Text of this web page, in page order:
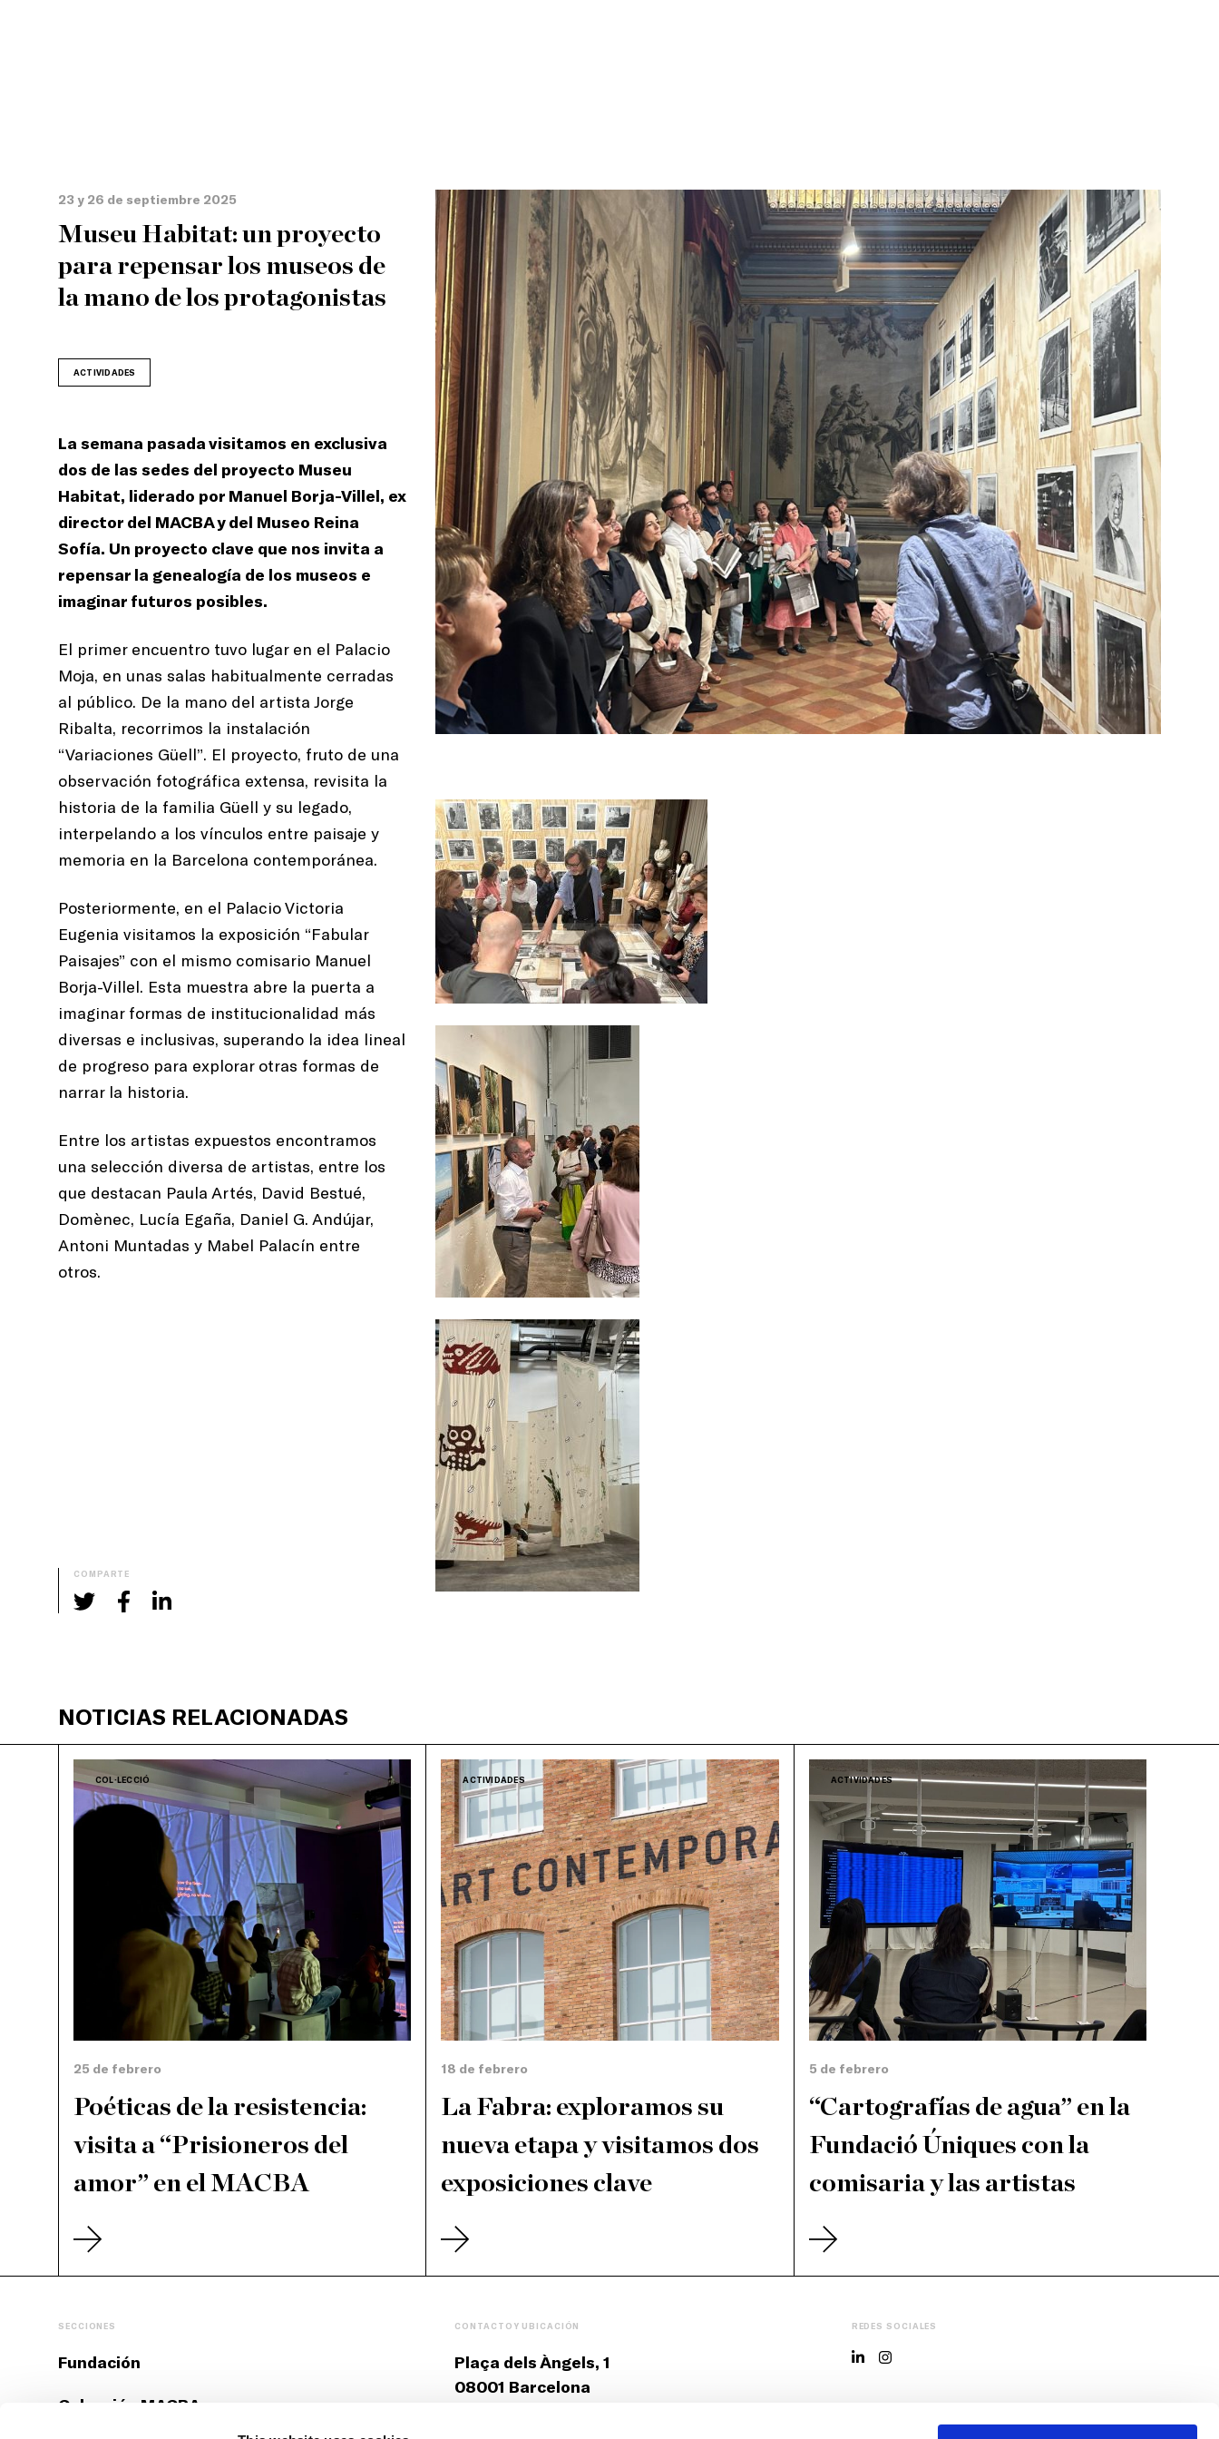
23 y 26 de septiembre 2025
Museu Habitat: un proyecto
para repensar los museos de
la mano de los protagonistas
ACTIVIDADES
La semana pasada visitamos en exclusiva
dos de las sedes del proyecto Museu
Habitat, liderado por Manuel Borja-Villel, ex
director del MACBA y del Museo Reina
Sofía. Un proyecto clave que nos invita a
repensar la genealogía de los museos e
imaginar futuros posibles.
El primer encuentro tuvo lugar en el Palacio
Moja, en unas salas habitualmente cerradas
al público. De la mano del artista Jorge
Ribalta, recorrimos la instalación
“Variaciones Güell”. El proyecto, fruto de una
observación fotográfica extensa, revisita la
historia de la familia Güell y su legado,
interpelando a los vínculos entre paisaje y
memoria en la Barcelona contemporánea.
Posteriormente, en el Palacio Victoria
Eugenia visitamos la exposición “Fabular
Paisajes” con el mismo comisario Manuel
Borja-Villel. Esta muestra abre la puerta a
imaginar formas de institucionalidad más
diversas e inclusivas, superando la idea lineal
de progreso para explorar otras formas de
narrar la historia.
Entre los artistas expuestos encontramos
una selección diversa de artistas, entre los
que destacan Paula Artés, David Bestué,
Domènec, Lucía Egaña, Daniel G. Andújar,
Antoni Muntadas y Mabel Palacín entre
otros.
COMPARTE
NOTICIAS RELACIONADAS
COL·LECCIÓ
25 de febrero
Poéticas de la resistencia:
visita a “Prisioneros del
amor” en el MACBA
ACTIVIDADES
18 de febrero
La Fabra: exploramos su
nueva etapa y visitamos dos
exposiciones clave
ACTIVIDADES
5 de febrero
“Cartografías de agua” en la
Fundació Úniques con la
comisaria y las artistas
SECCIONES
Fundación
Colección MACBA
CONTACTO Y UBICACIÓN
Plaça dels Àngels, 1
08001 Barcelona
REDES SOCIALES